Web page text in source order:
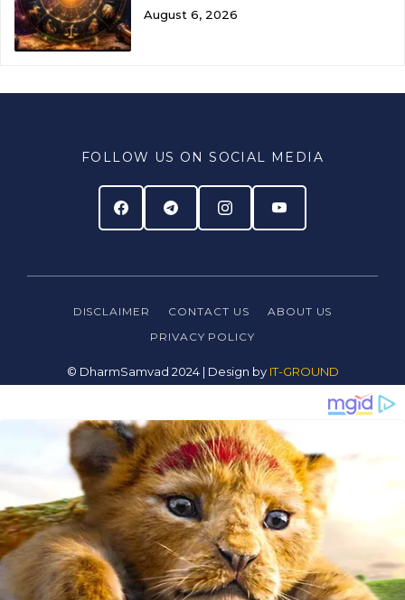
August 6, 2026
FOLLOW US ON SOCIAL MEDIA
DISCLAIMER CONTACT US
ABOUT US
PRIVACY POLICY
© DharmSamvad 2024 | Design byIT-GROUND